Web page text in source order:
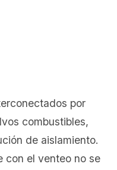
por
combustibles,
de aislamiento.
con el venteo no se